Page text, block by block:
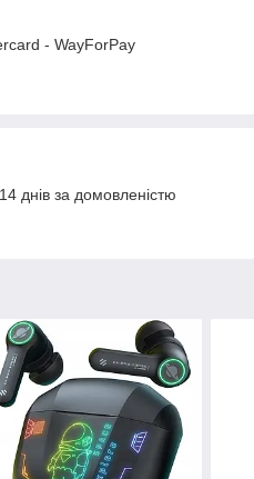
- WayForPay
днів за домовленістю